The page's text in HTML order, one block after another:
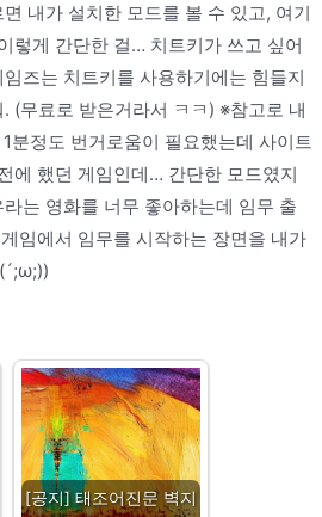
내가 설치한 모드를 볼 수 있고, 여기
렇게 간단한 걸… 치트키가 쓰고 싶어
즈는 치트키를 사용하기에는 힘들지
(무료로 받은거라서 ㅋㅋ) ※참고로 내
분정도 번거로움이 필요했는데 사이트
에 했던 게임인데… 간단한 모드였지
는 영화를 너무 좋아하는데 임무 출
임에서 임무를 시작하는 장면을 내가
[공지] 태조어진문 벽지